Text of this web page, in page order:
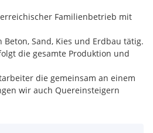
Familienbetrieb mit
Sand, Kies und Erdbau tätig.
die gesamte Produktion und
die gemeinsam an einem
wir auch Quereinsteigern